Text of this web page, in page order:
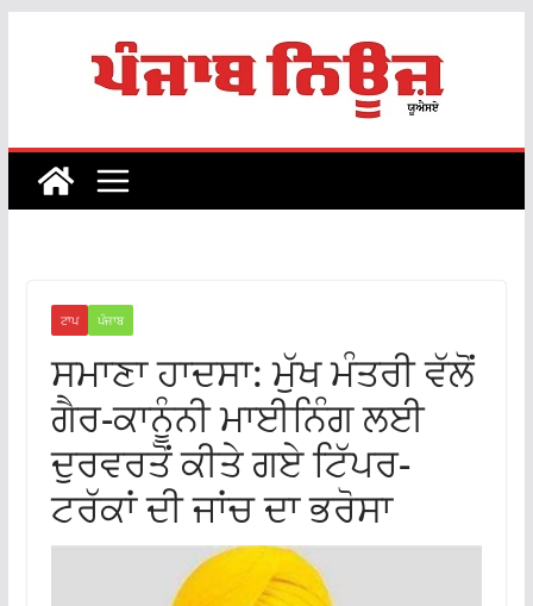
ਟਾਪ ਪੰਜਾਬ
ਸਮਾਣਾ ਹਾਦਸਾ: ਮੁੱਖ ਮੰਤਰੀ ਵੱਲੋਂ
ਗੈਰ-ਕਾਨੂੰਨੀ ਮਾਈਨਿੰਗ ਲਈ
ਦੁਰਵਰਤੋਂ ਕੀਤੇ ਗਏ ਟਿੱਪਰ-
ਟਰੱਕਾਂ ਦੀ ਜਾਂਚ ਦਾ ਭਰੋਸਾ